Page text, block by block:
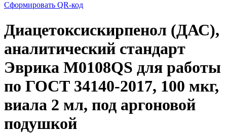
Сформировать QR-код
Диацетоксискирпенол (ДАС),
аналитический стандарт
Эврика M0108QS для работы
по ГОСТ 34140-2017, 100 мкг,
виала 2 мл, под аргоновой
подушкой